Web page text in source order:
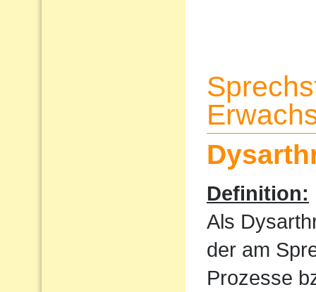
Definition:
Als
der am
Prozesse